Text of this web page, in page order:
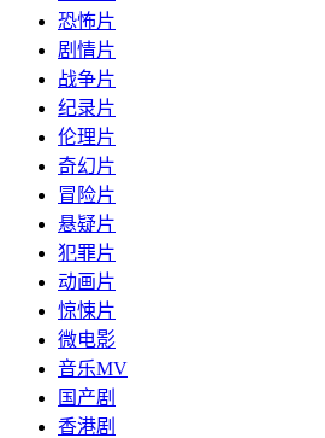
恐怖片
剧情片
战争片
纪录片
伦理片
奇幻片
冒险片
悬疑片
犯罪片
动画片
惊悚片
微电影
音乐MV
国产剧
香港剧